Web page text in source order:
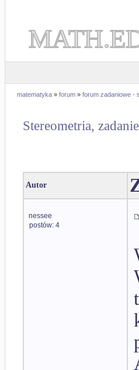
matematyka » forum » forum zadaniowe -
Stereometria,
Autor
nessee
postów: 4